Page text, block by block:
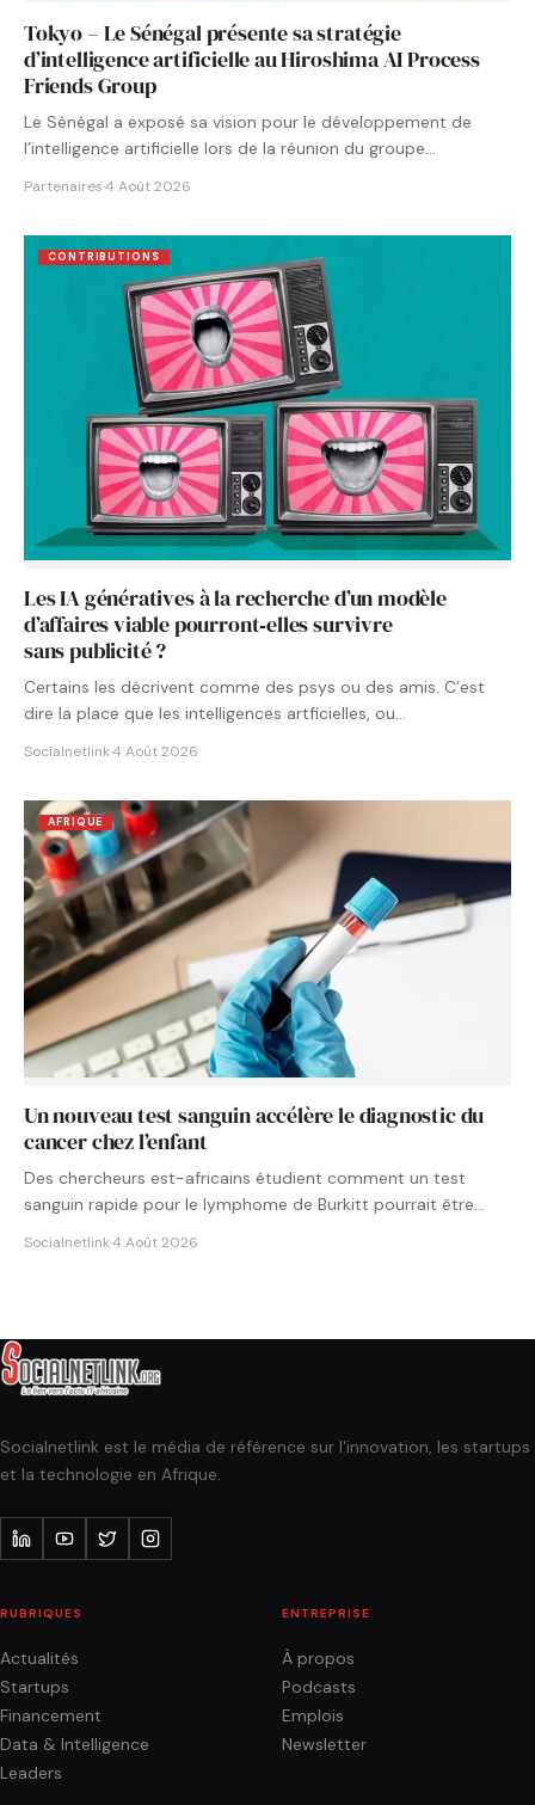
Tokyo – Le Sénégal présente sa stratégie
d’intelligence artificielle au Hiroshima AI Process
Friends Group
Le Sénégal a exposé sa vision pour le développement de
l’intelligence artificielle lors de la réunion du groupe…
Partenaires·4 Août 2026
CONTRIBUTIONS
Les IA génératives à la recherche d’un modèle
d’affaires viable pourront‑elles survivre
sans publicité ?
Certains les décrivent comme des psys ou des amis. C’est
dire la place que les intelligences artficielles, ou…
Socialnetlink·4 Août 2026
AFRIQUE
Un nouveau test sanguin accélère le diagnostic du
cancer chez l’enfant
Des chercheurs est-africains étudient comment un test
sanguin rapide pour le lymphome de Burkitt pourrait être
Socialnetlink·4 Août 2026
Socialnetlink est le média de référence sur l'innovation, les startups
et la technologie en Afrique.
RUBRIQUES
Actualités
Startups
Financement
Data & Intelligence
Leaders
ENTREPRISE
À propos
Podcasts
Emplois
Newsletter